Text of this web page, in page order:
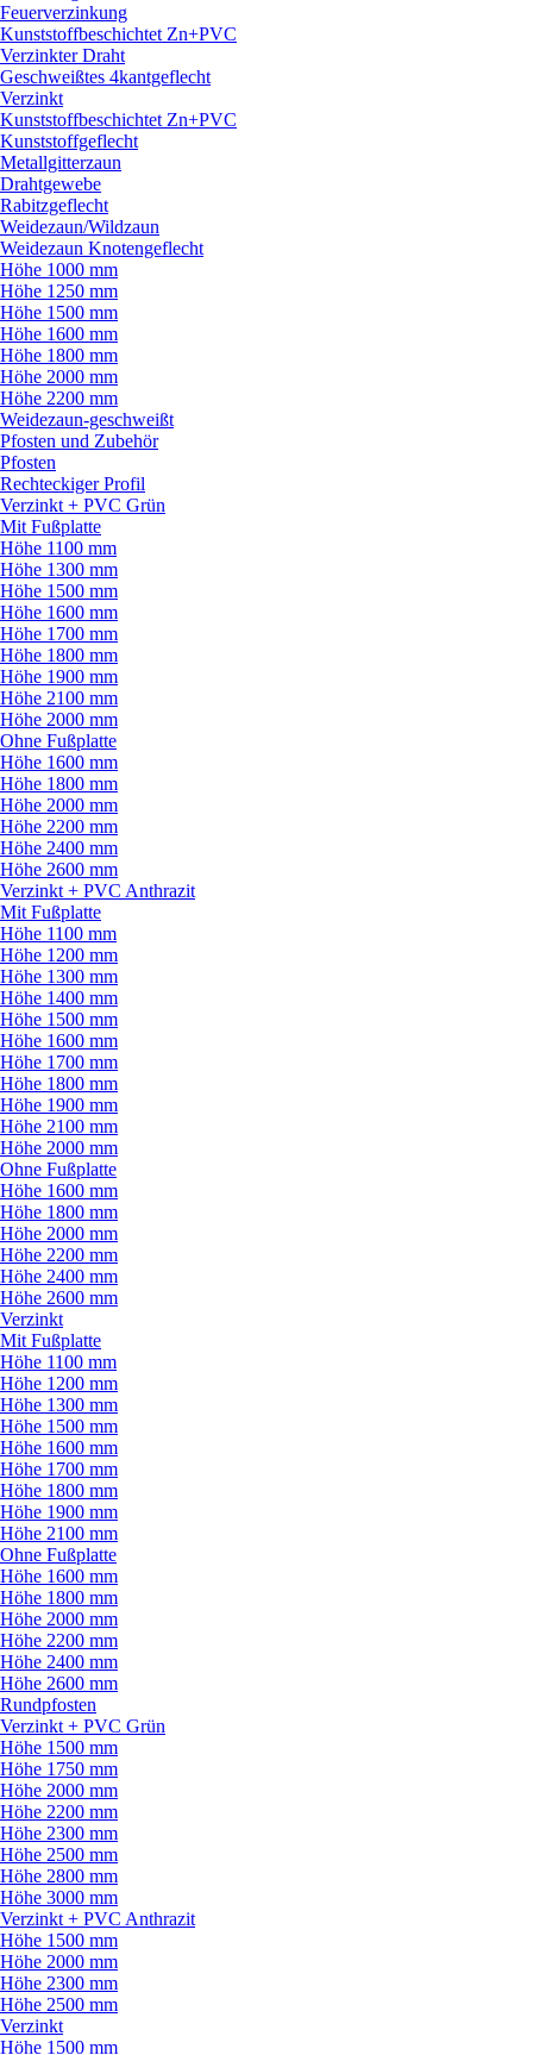
Feuerverzinkung
Kunststoffbeschichtet Zn+PVC
Verzinkter Draht
Geschweißtes 4kantgeflecht
Verzinkt
Kunststoffbeschichtet Zn+PVC
Kunststoffgeflecht
Metallgitterzaun
Drahtgewebe
Rabitzgeflecht
Weidezaun/Wildzaun
Weidezaun Knotengeflecht
Höhe 1000 mm
Höhe 1250 mm
Höhe 1500 mm
Höhe 1600 mm
Höhe 1800 mm
Höhe 2000 mm
Höhe 2200 mm
Weidezaun-geschweißt
Pfosten und Zubehör
Pfosten
Rechteckiger Profil
Verzinkt + PVC Grün
Mit Fußplatte
Höhe 1100 mm
Höhe 1300 mm
Höhe 1500 mm
Höhe 1600 mm
Höhe 1700 mm
Höhe 1800 mm
Höhe 1900 mm
Höhe 2100 mm
Höhe 2000 mm
Ohne Fußplatte
Höhe 1600 mm
Höhe 1800 mm
Höhe 2000 mm
Höhe 2200 mm
Höhe 2400 mm
Höhe 2600 mm
Verzinkt + PVC Anthrazit
Mit Fußplatte
Höhe 1100 mm
Höhe 1200 mm
Höhe 1300 mm
Höhe 1400 mm
Höhe 1500 mm
Höhe 1600 mm
Höhe 1700 mm
Höhe 1800 mm
Höhe 1900 mm
Höhe 2100 mm
Höhe 2000 mm
Ohne Fußplatte
Höhe 1600 mm
Höhe 1800 mm
Höhe 2000 mm
Höhe 2200 mm
Höhe 2400 mm
Höhe 2600 mm
Verzinkt
Mit Fußplatte
Höhe 1100 mm
Höhe 1200 mm
Höhe 1300 mm
Höhe 1500 mm
Höhe 1600 mm
Höhe 1700 mm
Höhe 1800 mm
Höhe 1900 mm
Höhe 2100 mm
Ohne Fußplatte
Höhe 1600 mm
Höhe 1800 mm
Höhe 2000 mm
Höhe 2200 mm
Höhe 2400 mm
Höhe 2600 mm
Rundpfosten
Verzinkt + PVC Grün
Höhe 1500 mm
Höhe 1750 mm
Höhe 2000 mm
Höhe 2200 mm
Höhe 2300 mm
Höhe 2500 mm
Höhe 2800 mm
Höhe 3000 mm
Verzinkt + PVC Anthrazit
Höhe 1500 mm
Höhe 2000 mm
Höhe 2300 mm
Höhe 2500 mm
Verzinkt
Höhe 1500 mm